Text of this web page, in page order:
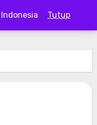
Tutup